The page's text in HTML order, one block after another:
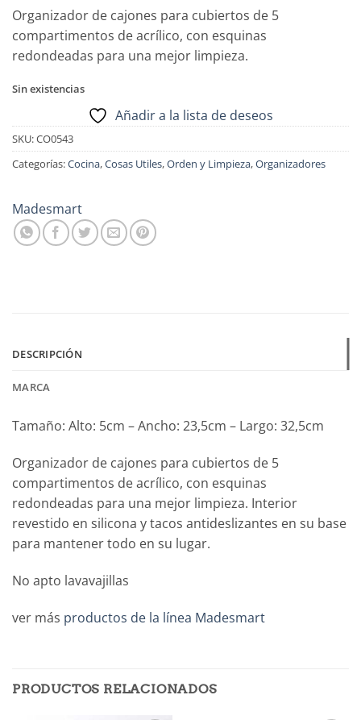
Organizador de cajones para cubiertos de 5
compartimentos de acrílico, con esquinas
redondeadas para una mejor limpieza.
Sin existencias
Añadir a la lista de deseos
SKU:CO0543
Categorías:Cocina,Cosas Utiles,Orden y Limpieza,Organizadores
Madesmart
DESCRIPCIÓN
MARCA
Tamaño: Alto: 5cm – Ancho: 23,5cm – Largo: 32,5cm
Organizador de cajones para cubiertos de 5
compartimentos de acrílico, con esquinas
redondeadas para una mejor limpieza. Interior
revestido en silicona y tacos antideslizantes en su base
para mantener todo en su lugar.
No apto lavavajillas
ver más productos de la línea Madesmart
PRODUCTOS RELACIONADOS